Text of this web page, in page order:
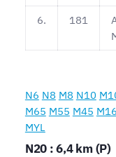
6. 181
N6 N8 M8 N10
M65 M55 M45 M16
MYL
N20 : 6,4 km (P)